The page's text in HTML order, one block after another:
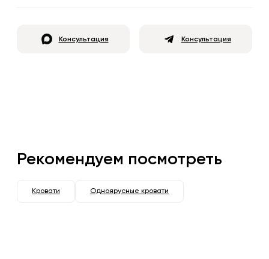
Консультация Консультация
Рекомендуем посмотреть
Кровати Одноярусные кровати